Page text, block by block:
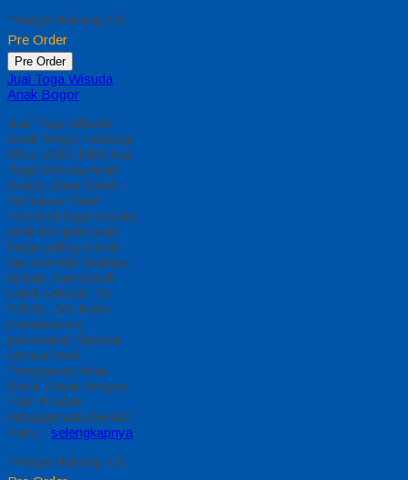
*Harga Hubungi CS
Pre Order
Pre Order
Jual Toga Wisuda
Anak Bogor
Jual Toga Wisuda
Anak Bogor Hubungi
0812-2282-1060 Jual
Toga Wisuda Anak
Bogor Jawa Barat –
Temukan Paket
Promosi toga wisuda
anak komplet pada
harga paling murah
dan memiliki kualitas
terbaik, kami kasih
untuk sekolah TK,
PAUD , SD Kami
memberinya
penawaran Special
semua level
Pengajaran Anak
Umur Dasar dengan
Fitur Produk
sebagaimana berikut :
Kain… selengkapnya
*Harga Hubungi CS